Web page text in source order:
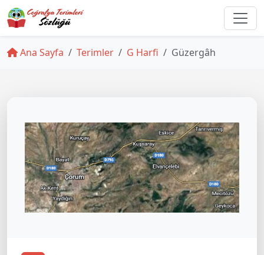
Ana Sayfa Terimler G Harfi Güzergâh